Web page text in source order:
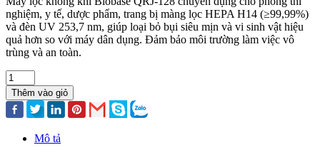
nghiệm, y tế, dược phẩm, trang bị màng lọc HEPA H14 (≥99,99%)
và đèn UV 253,7 nm, giúp loại bỏ bụi siêu mịn và vi sinh vật hiệu
quả hơn so với máy dân dụng. Đảm bảo môi trường làm việc vô
trùng và an toàn.
Thêm vào giỏ
Mô tả